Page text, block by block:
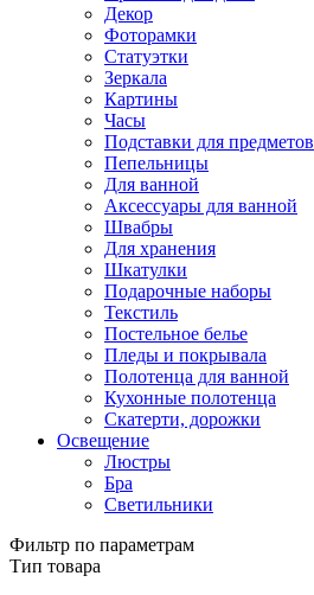
Декор
Фоторамки
Статуэтки
Зеркала
Картины
Часы
Подставки для предметов
Пепельницы
Для ванной
Аксессуары для ванной
Швабры
Для хранения
Шкатулки
Подарочные наборы
Текстиль
Постельное белье
Пледы и покрывала
Полотенца для ванной
Кухонные полотенца
Скатерти, дорожки
Освещение
Люстры
Бра
Светильники
Фильтр по параметрам
Тип товара